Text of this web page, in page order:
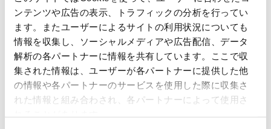
ンテンツや広告の表示、トラフィックの分析を行ってい
ます。またユーザーによるサイトの利用状況についても
情報を収集し、ソーシャルメディアや広告配信、データ
解析の各パートナーに情報を共有しています。ここで収
集された情報は、ユーザーが各パートナーに提供した他
の情報や各パートナーのサービスを使用した際に収集さ
れた情報と組み合わされ、各パートナーによって使用さ